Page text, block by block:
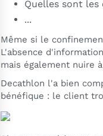
Quelles sont les
...
Même si le
L'absence
mais également nuire
Decathlon l'a bien
bénéfique : le client